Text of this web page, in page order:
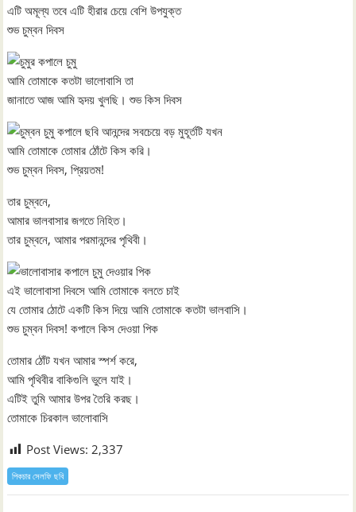
এটি অমূল্য তবে এটি হীরার চেয়ে বেশি উপযুক্ত
শুভ চুম্বন দিবস
আমি তোমাকে কতটা ভালোবাসি তা
জানাতে আজ আমি হৃদয় খুলছি। শুভ কিস দিবস
আনন্দের সবচেয়ে বড় মুহূর্তটি যখন
আমি তোমাকে তোমার ঠোঁটে কিস করি।
শুভ চুম্বন দিবস, প্রিয়তম!
তার চুম্বনে,
আমার ভালবাসার জগতে নিহিত।
তার চুম্বনে, আমার পরমানন্দের পৃথিবী।
এই ভালোবাসা দিবসে আমি তোমাকে বলতে চাই
যে তোমার ঠোটে একটি কিস দিয়ে আমি তোমাকে কতটা ভালবাসি।
শুভ চুম্বন দিবস! কপালে কিস দেওয়া পিক
তোমার ঠোঁট যখন আমার স্পর্শ করে,
আমি পৃথিবীর বাকিগুলি ভুলে যাই।
এটিই তুমি আমার উপর তৈরি করছ।
তোমাকে চিরকাল ভালোবাসি
Post Views: 2,337
পিকচার সেলফি ছবি